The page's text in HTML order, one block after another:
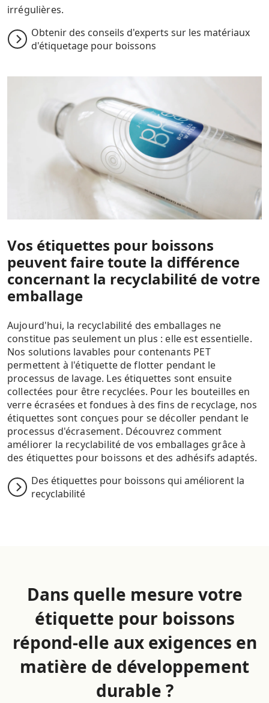
irrégulières.
Obtenir des conseils d'experts sur les matériaux
d'étiquetage pour boissons
Vos étiquettes pour boissons
peuvent faire toute la différence
concernant la recyclabilité de votre
emballage
Aujourd'hui, la recyclabilité des emballages ne
constitue pas seulement un plus : elle est essentielle.
Nos solutions lavables pour contenants PET
permettent à l'étiquette de flotter pendant le
processus de lavage. Les étiquettes sont ensuite
collectées pour être recyclées. Pour les bouteilles en
verre écrasées et fondues à des fins de recyclage, nos
étiquettes sont conçues pour se décoller pendant le
processus d'écrasement. Découvrez comment
améliorer la recyclabilité de vos emballages grâce à
des étiquettes pour boissons et des adhésifs adaptés.
Des étiquettes pour boissons qui améliorent la
recyclabilité
Dans quelle mesure votre
étiquette pour boissons
répond-elle aux exigences en
matière de développement
durable ?